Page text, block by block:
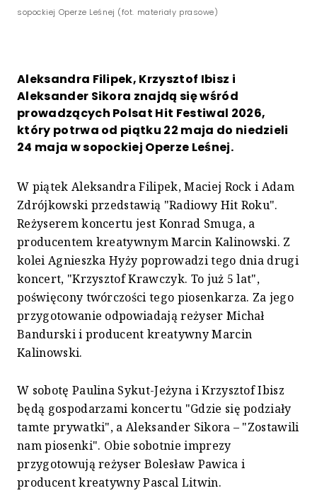
sopockiej Operze Leśnej (fot. materiały prasowe)
Aleksandra Filipek, Krzysztof Ibisz i
Aleksander Sikora znajdą się wśród
prowadzących Polsat Hit Festiwal 2026,
który potrwa od piątku 22 maja do niedzieli
24 maja w sopockiej Operze Leśnej.
W piątek Aleksandra Filipek, Maciej Rock i Adam
Zdrójkowski przedstawią "Radiowy Hit Roku".
Reżyserem koncertu jest Konrad Smuga, a
producentem kreatywnym Marcin Kalinowski. Z
kolei Agnieszka Hyży poprowadzi tego dnia drugi
koncert, "Krzysztof Krawczyk. To już 5 lat",
poświęcony twórczości tego piosenkarza. Za jego
przygotowanie odpowiadają reżyser Michał
Bandurski i producent kreatywny Marcin
Kalinowski.
W sobotę Paulina Sykut-Jeżyna i Krzysztof Ibisz
będą gospodarzami koncertu "Gdzie się podziały
tamte prywatki", a Aleksander Sikora – "Zostawili
nam piosenki". Obie sobotnie imprezy
przygotowują reżyser Bolesław Pawica i
producent kreatywny Pascal Litwin.